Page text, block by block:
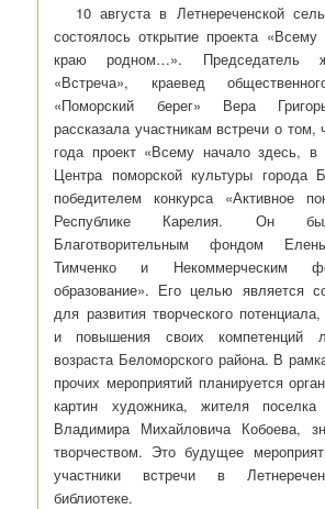
10 августа в Летнереченской
состоялось открытие проекта
краю родном…». Председатель
«Встреча», краевед
«Поморский берег» Вера
рассказала участникам встречи о
года проект «Всему начало здесь,
Центра поморской культуры города
победителем конкурса «Активное
Республике Карелия. Он
Благотворительным фондом
Тимченко и Некоммерческим
образование». Его целью является
для развития творческого
и повышения своих компетенций
возраста Беломорского района. В
прочих мероприятий планируется
картин художника, жителя поселка
Владимира Михайловича Кобоева,
творчеством. Это будущее
участники встречи в
библиотеке.